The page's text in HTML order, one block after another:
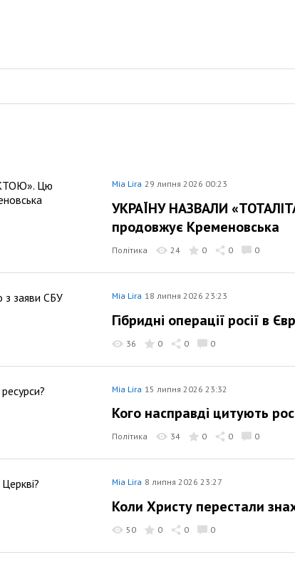
Mia Lira 29 липня 2026 00:23
УКРАЇНУ НАЗВАЛИ
продовжує Кременовська
Політика 24 0 0 0
Mia Lira 18 липня 2026 23:23
Гібридні операції росії в
36 0 0 0
Mia Lira 15 липня 2026 23:32
Кого насправді цитують
Політика 34 0 0 0
Mia Lira 8 липня 2026 23:27
Коли Христу перестали
50 0 0 0